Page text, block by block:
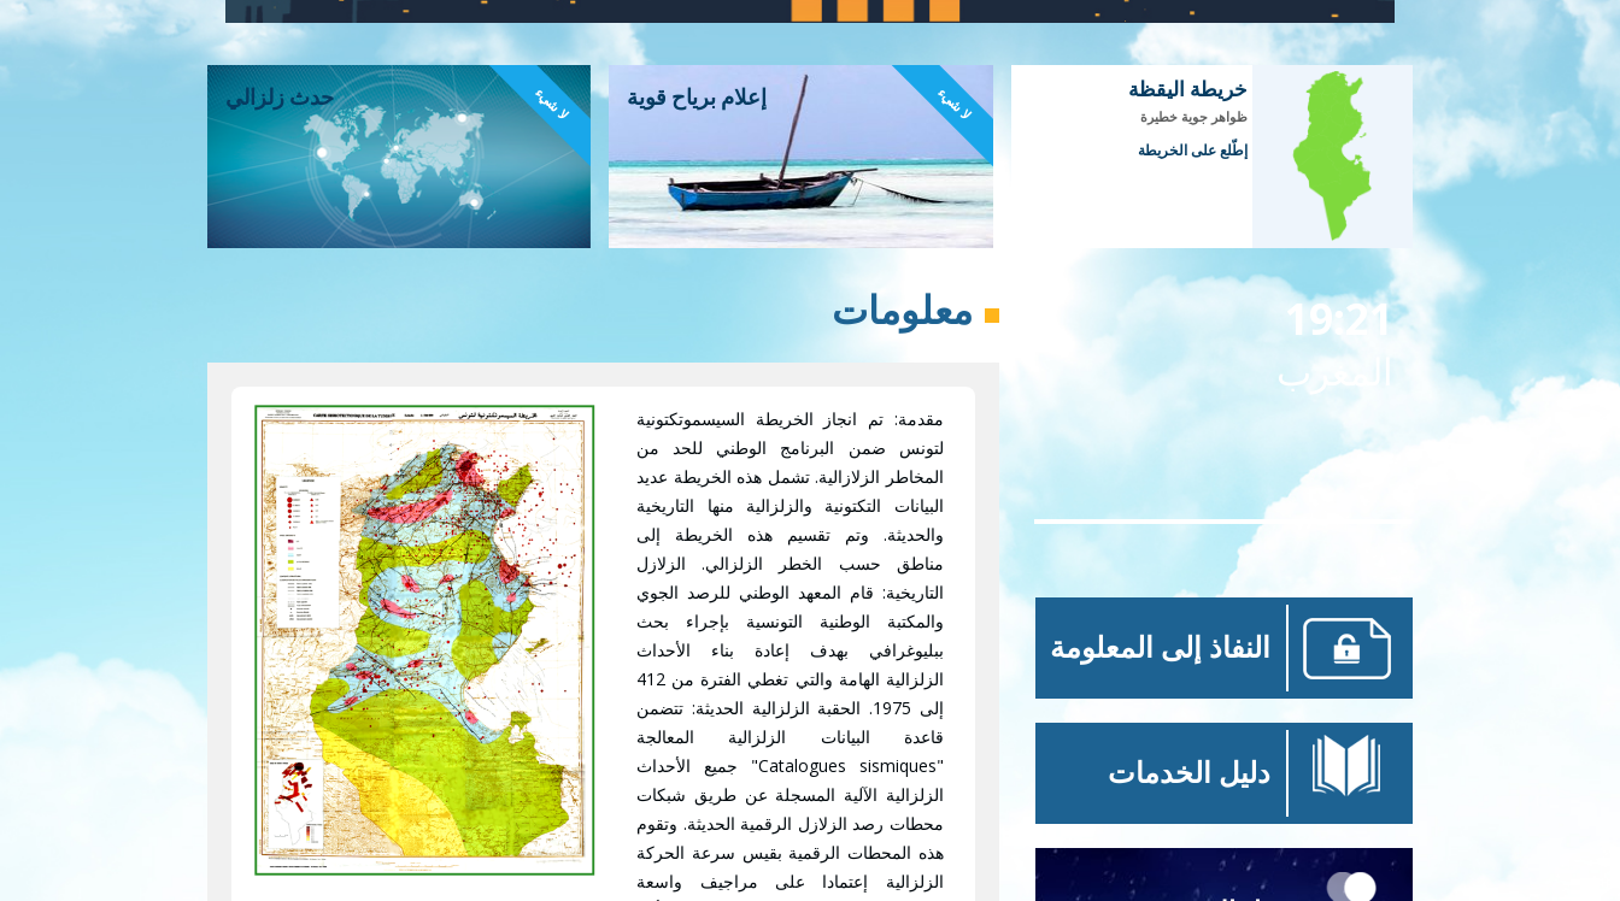
خريطة اليقظة
ظواهر جوية خطيرة
إطّلع على الخريطة
إعلام برياح قوية لا شيء حدث زلزالي لا شيء
معلومات
مقدمة: تم انجاز الخريطة السيسموتكتونية
لتونس ضمن البرنامج الوطني للحد من
المخاطر الزلازالية. تشمل هذه الخريطة عديد
البيانات التكتونية والزلزالية منها التاريخية
والحديثة. وتم تقسيم هذه الخريطة إلى
مناطق حسب الخطر الزلزالي. الزلازل
التاريخية: قام المعهد الوطني للرصد الجوي
والمكتبة الوطنية التونسية بإجراء بحث
ببليوغرافي بهدف إعادة بناء الأحداث
الزلزالية الهامة والتي تغطي الفترة من 412
إلى 1975. الحقبة الزلزالية الحديثة: تتضمن
قاعدة البيانات الزلزالية المعالجة
"Catalogues sismiques" جميع الأحداث
الزلزالية الآلية المسجلة عن طريق شبكات
محطات رصد الزلازل الرقمية الحديثة. وتقوم
هذه المحطات الرقمية بقيس سرعة الحركة
الزلزالية إعتمادا على مراجيف واسعة
19:21
المغرب
النفاذ إلى المعلومة
دليل الخدمات